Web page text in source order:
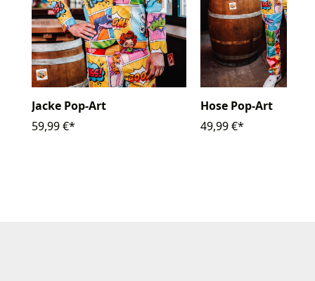
Jacke Pop-Art
59,99 €*
Hose Pop-Art
49,99 €*